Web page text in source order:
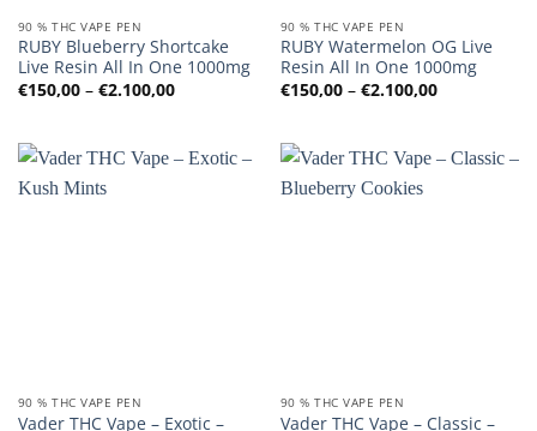
90 % THC VAPE PEN
RUBY Blueberry Shortcake
Live Resin All In One 1000mg
€150,00 – €2.100,00Preisspanne:
€150,00
90 % THC VAPE PEN
RUBY Watermelon OG Live
Resin All In One 1000mg
€150,00 – €2.100,00
€150,00
90 % THC VAPE PEN
Vader THC Vape – Exotic –
90 % THC VAPE PEN
Vader THC Vape – Classic –